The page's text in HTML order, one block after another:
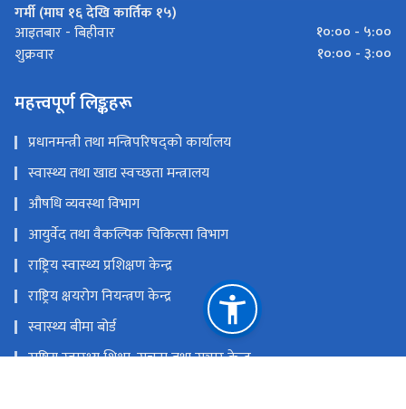
गर्मी (माघ १६ देखि कार्तिक १५)
आइतबार - बिहीवार
१०:०० - ५:००
शुक्रवार
१०:०० - ३:००
महत्त्वपूर्ण लिङ्कहरू
प्रधानमन्त्री तथा मन्त्रिपरिषद्को कार्यालय
स्वास्थ्य तथा खाद्य स्वच्छता मन्त्रालय
औषधि व्यवस्था विभाग
आयुर्वेद तथा वैकल्पिक चिकित्सा विभाग
राष्ट्रिय स्वास्थ्य प्रशिक्षण केन्द्र
राष्ट्रिय क्षयरोग नियन्त्रण केन्द्र
स्वास्थ्य बीमा बोर्ड
राष्ट्रिय स्वास्थ्य शिक्षा, सूचना तथा सञ्चार केन्द्र